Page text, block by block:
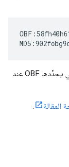
يمكنك استخدام كلمة المرور التي تم تشويشها والتي يحدِّدها OBF عند
المقالة .